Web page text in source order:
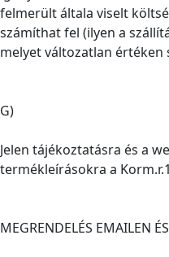
felmerült általa viselt
számíthat fel (ilyen a
melyet változatlan értéken
G)
Jelen tájékoztatásra és a
termékleírásokra a
MEGRENDELÉS EMAILEN